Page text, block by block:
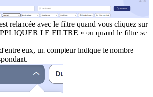
relancée avec le filtre quand vous cliquez sur
LE FILTRE » ou quand le filtre se
eux, un compteur indique le nombre